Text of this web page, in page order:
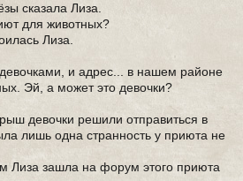
сказала Лиза.
для животных?
Лиза.
и адрес... в нашем районе
Эй, а может это девочки?
девочки решили отправиться в
лишь одна странность у приюта не
Лиза зашла на форум этого приюта